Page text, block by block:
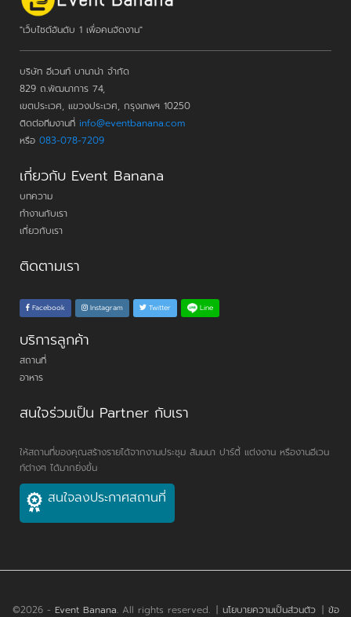
"เว็บไซต์อันดับ 1 เพื่อคนจัดงาน"
บริษัท อีเวนท์ บานาน่า จำกัด
829 ถ.พัฒนาการ 74,
เขตประเวศ, แขวงประเวศ, กรุงเทพฯ 10250
ติดต่อทีมงานที่ info@eventbanana.com
หรือ 083-078-7209
เกี่ยวกับ Event Banana
บทความ
ทำงานกับเรา
เกี่ยวกับเรา
ติดตามเรา
Facebook Instagram Twitter Line
บริการลูกค้า
สถานที่
อาหาร
สนใจร่วมเป็น Partner กับเรา
ให้สถานที่ของคุณสร้างรายได้จากงานประชุม สัมมนา ปาร์ตี้ แต่งงาน หรืองานอีเวน
ท์ต่างๆ ได้มากยิ่งขึ้น
สนใจลงประกาศสถานที่
©2026 - Event Banana. All rights reserved. | นโยบายความเป็นส่วนตัว | ข้อ